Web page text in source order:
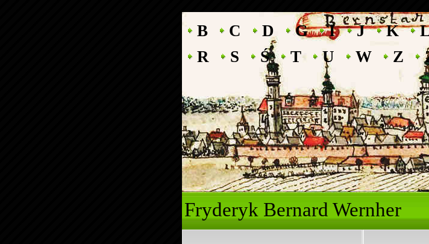
B C D G I J K
R
S Ś T U W Z
Fryderyk Bernard